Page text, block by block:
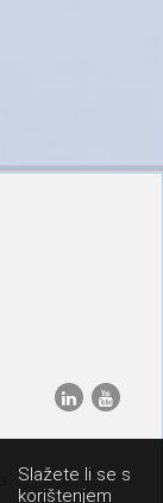
Slažete li se s
korištenjem